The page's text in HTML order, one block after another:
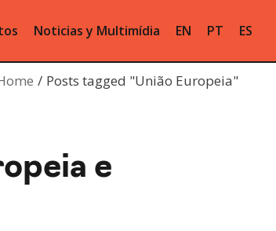
Noticias y Multimídia EN PT ES
Posts tagged "União Europeia"
e